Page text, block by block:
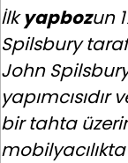
İlkyapbozun
Spilsbury
John
yapımcısıdır
bir tahta